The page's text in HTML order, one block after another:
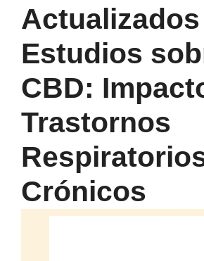
Estudios
CBD:
Trastornos
Crónicos